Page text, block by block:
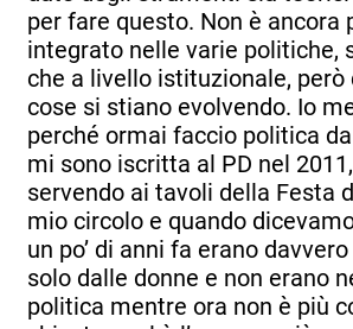
per fare questo. Non è ancora
integrato nelle varie politiche,
che a livello istituzionale, però
cose si stiano evolvendo. Io
perché ormai faccio politica
mi sono iscritta al PD nel
servendo ai tavoli della Festa
mio circolo e quando
un po’ di anni fa erano
solo dalle donne e non erano
politica mentre ora non è più